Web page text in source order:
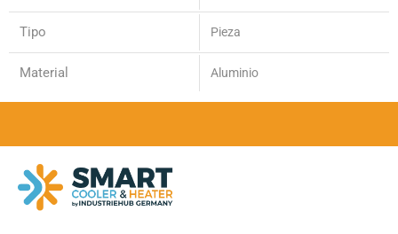
Tipo Pieza
Material Aluminio